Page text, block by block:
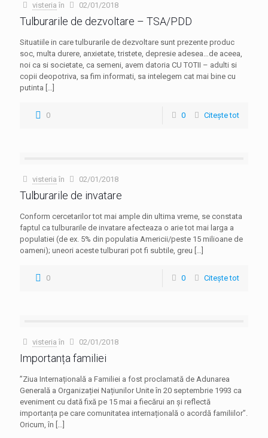
visteria în 02/01/2018
Tulburarile de dezvoltare – TSA/PDD
Situatiile in care tulburarile de dezvoltare sunt prezente produc
soc, multa durere, anxietate, tristete, depresie adesea…de aceea,
noi ca si societate, ca semeni, avem datoria CU TOTII – adulti si
copii deopotriva, sa fim informati, sa intelegem cat mai bine cu
putinta […]
0 0 Citește tot
visteria în 02/01/2018
Tulburarile de invatare
Conform cercetarilor tot mai ample din ultima vreme, se constata
faptul ca tulburarile de invatare afecteaza o arie tot mai larga a
populatiei (de ex. 5% din populatia Americii/peste 15 milioane de
oameni); uneori aceste tulburari pot fi subtile, greu […]
0 0 Citește tot
visteria în 02/01/2018
Importanța familiei
”Ziua Internațională a Familiei a fost proclamată de Adunarea
Generală a Organizației Națiunilor Unite în 20 septembrie 1993 ca
eveniment cu dată fixă pe 15 mai a fiecărui an și reflectă
importanța pe care comunitatea internațională o acordă familiilor”.
Oricum, în […]